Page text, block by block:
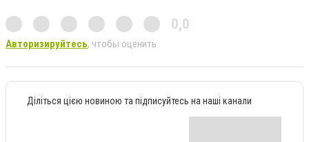
0,0
Авторизируйтесь, чтобы оценить
Діліться цією новиною та підписуйтесь на наші канали